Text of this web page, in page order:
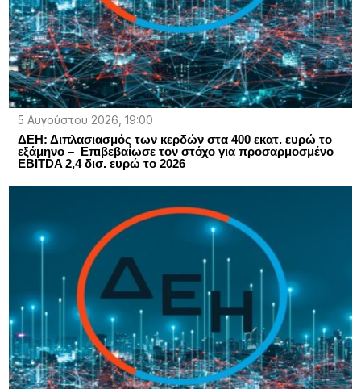
5 Αυγούστου 2026, 19:00
ΔΕΗ: Διπλασιασμός των κερδών στα 400 εκατ. ευρώ το
εξάμηνο – Επιβεβαίωσε τον στόχο για προσαρμοσμένο
EBITDA 2,4 δισ. ευρώ το 2026